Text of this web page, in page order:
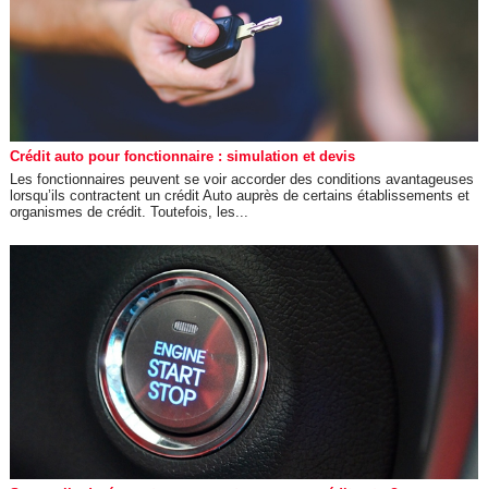
Crédit auto pour fonctionnaire : simulation et devis
Les fonctionnaires peuvent se voir accorder des conditions avantageuses
lorsqu’ils contractent un crédit Auto auprès de certains établissements et
organismes de crédit. Toutefois, les...